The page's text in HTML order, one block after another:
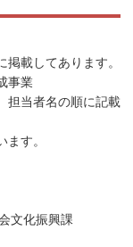
載してあります。
事業
担当者名の順に記載
す。
文化振興課